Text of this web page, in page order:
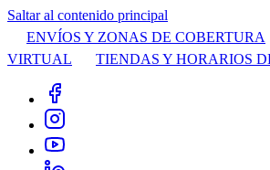
Saltar al contenido principal
ENVÍOS Y ZONAS DE COBERTURA
VIRTUAL
TIENDAS Y HORARIOS